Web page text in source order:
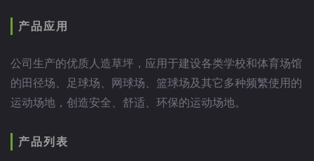
产品应用
公司生产的优质人造草坪，应用于建设各类学校和体育场馆
的田径场、足球场、网球场、篮球场及其它多种频繁使用的
运动场地，创造安全、舒适、环保的运动场地。
产品列表